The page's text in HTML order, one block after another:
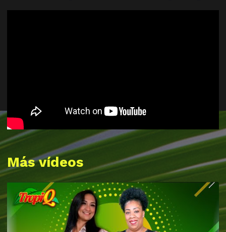
Más vídeos